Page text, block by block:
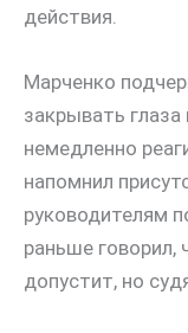
действия.
Марченко
закрывать глаза
немедленно
напомнил
руководителям
раньше говорил,
допустит, но